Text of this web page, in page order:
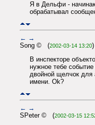
Я в Дельфи -
обрабатывал
← →
Song © (2002-03-14 13:20)
В инспекторе
нужное тебе
двойной щелчок для
имени. Ok?
← →
SPeter © (2002-03-15